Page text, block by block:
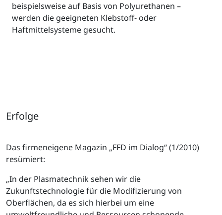
beispielsweise auf Basis von Polyurethanen –
werden die geeigneten Klebstoff- oder
Haftmittelsysteme gesucht.
Erfolge
Das firmeneigene Magazin „FFD im Dialog“ (1/2010)
resümiert:
„In der Plasmatechnik sehen wir die
Zukunftstechnologie für die Modifizierung von
Oberflächen, da es sich hierbei um eine